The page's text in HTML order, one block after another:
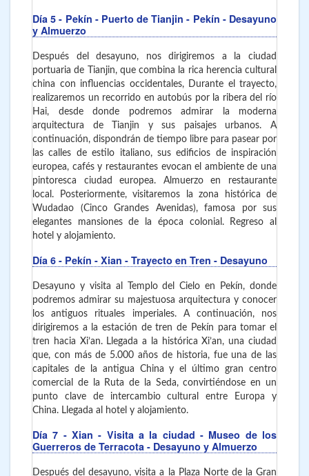
Día 5 - Pekín - Puerto de Tianjin - Pekín - Desayuno
y Almuerzo
Después del desayuno, nos dirigiremos a la ciudad
portuaria de Tianjin, que combina la rica herencia cultural
china con influencias occidentales, Durante el trayecto,
realizaremos un recorrido en autobús por la ribera del río
Hai, desde donde podremos admirar la moderna
arquitectura de Tianjin y sus paisajes urbanos. A
continuación, dispondrán de tiempo libre para pasear por
las calles de estilo italiano, sus edificios de inspiración
europea, cafés y restaurantes evocan el ambiente de una
pintoresca ciudad europea. Almuerzo en restaurante
local. Posteriormente, visitaremos la zona histórica de
Wudadao (Cinco Grandes Avenidas), famosa por sus
elegantes mansiones de la época colonial. Regreso al
hotel y alojamiento.
Día 6 - Pekín - Xian - Trayecto en Tren - Desayuno
Desayuno y visita al Templo del Cielo en Pekín, donde
podremos admirar su majestuosa arquitectura y conocer
los antiguos rituales imperiales. A continuación, nos
dirigiremos a la estación de tren de Pekín para tomar el
tren hacia Xi’an. Llegada a la histórica Xi’an, una ciudad
que, con más de 5.000 años de historia, fue una de las
capitales de la antigua China y el último gran centro
comercial de la Ruta de la Seda, convirtiéndose en un
punto clave de intercambio cultural entre Europa y
China. Llegada al hotel y alojamiento.
Día 7 - Xian- Visita a la ciudad - Museo de los
Guerreros de Terracota - Desayuno y Almuerzo
Después del desayuno, visita a la Plaza Norte de la Gran